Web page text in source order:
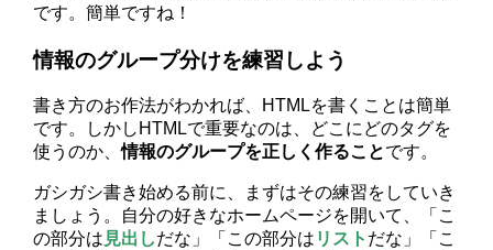
です。簡単ですね！
情報のグループ分けを練習しよう
書き方のお作法がわかれば、HTMLを書くことは簡単
です。しかしHTMLで重要なのは、どこにどのタグを
使うのか、情報のグループを正しく作ることです。
ガシガシ書き始める前に、まずはその練習をしていき
ましょう。自分の好きなホームページを開いて、「こ
の部分は 見出しだな」「この部分は リスト だな」「こ